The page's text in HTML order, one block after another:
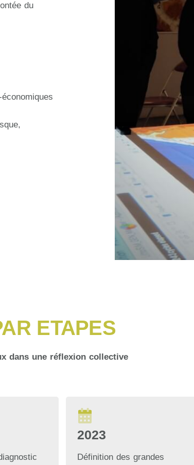
du
ETAPES
dans une réflexion collective
2023
Définition des grandes